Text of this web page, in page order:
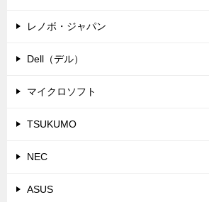
レノボ・ジャパン
Dell（デル）
マイクロソフト
TSUKUMO
NEC
ASUS